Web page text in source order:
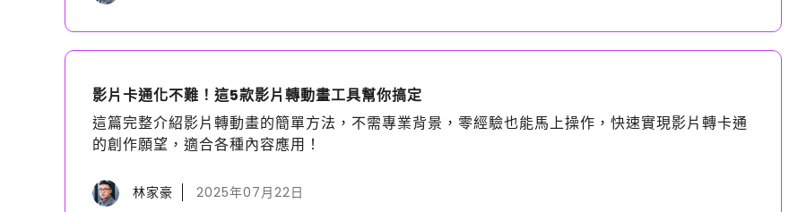
影片卡通化不難！這5款影片轉動畫工具幫你搞定
這篇完整介紹影片轉動畫的簡單方法，不需專業背景，零經驗也能馬上操作，快速實現影片轉卡通
的創作願望，適合各種內容應用！
林家豪 2025年07月22日